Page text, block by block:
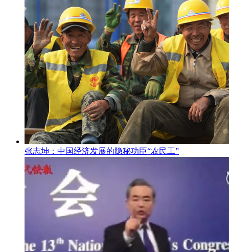
张志坤：中国经济发展的隐秘功臣“农民工”